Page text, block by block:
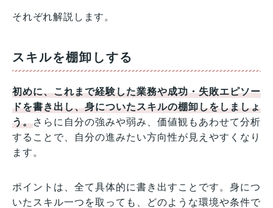
それぞれ解説します。
スキルを棚卸しする
初めに、これまで経験した業務や成功・失敗エピソー
ドを書き出し、身についたスキルの棚卸しをしましょ
う。さらに自分の強みや弱み、価値観もあわせて分析
することで、自分の進みたい方向性が見えやすくなり
ます。
ポイントは、全て具体的に書き出すことです。身につ
いたスキル一つを取っても、どのような環境や条件で